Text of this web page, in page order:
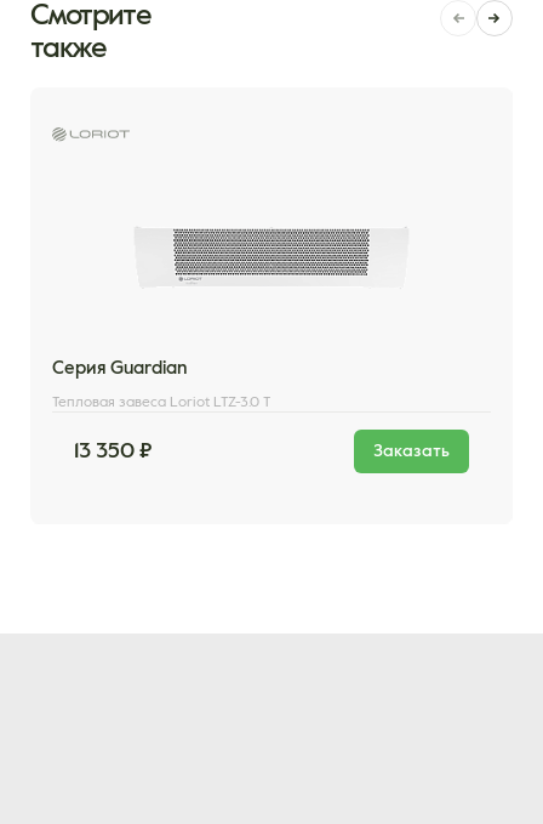
Смотрите
также
Серия Guardian
Тепловая завеса Loriot LTZ-3.0 T
13 350 ₽ Заказать